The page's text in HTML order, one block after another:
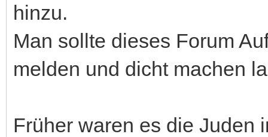
hinzu.
Man sollte dieses Forum
melden und dicht machen
Früher waren es die Juden